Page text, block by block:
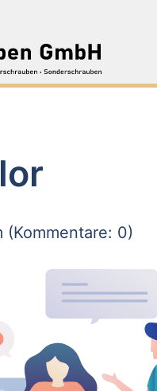
(Kommentare: 0)